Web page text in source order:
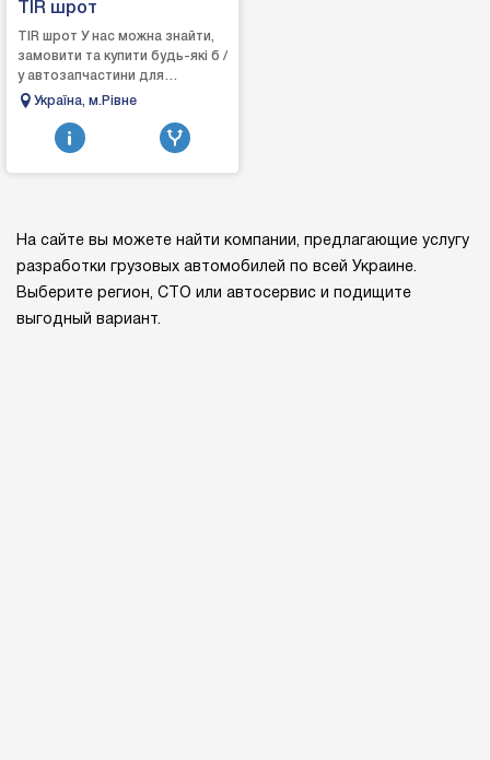
TIR шрот
TIR шрот У нас можна знайти,
замовити та купити будь-які б /
у автозапчастини для
вантажних автомобілів TIR.
Україна, м.Рівне
На сайте вы можете найти компании, предлагающие услугу
разработки грузовых автомобилей по всей Украине.
Выберите регион, СТО или автосервис и подищите
выгодный вариант.